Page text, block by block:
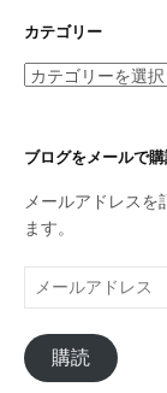
イ
カテゴリー
カ
リ
ブログをメールで
メールアドレス
ます。
ー
ル
ア
ド
購読